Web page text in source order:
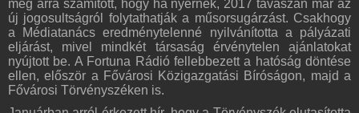
még arra számított, hogy ha nyernek, 2017 tavaszán már az
új jogosultságról folytathatják a műsorsugárzást. Csakhogy
a Médiatanács eredménytelenné nyilvánította a pályázati
eljárást, mivel mindkét társaság érvénytelen ajánlatokat
nyújtott be. A Fortuna Rádió fellebbezett a hatóság döntése
ellen, először a Fővárosi Közigazgatási Bíróságon, majd a
Fővárosi Törvényszéken is.